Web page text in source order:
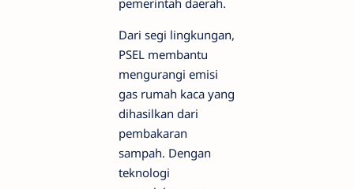
Dari segi lingkungan,
PSEL membantu
mengurangi emisi
gas rumah kaca yang
dihasilkan dari
pembakaran
sampah. Dengan
teknologi